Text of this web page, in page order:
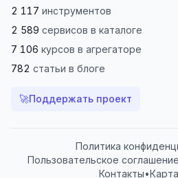
2 117 инструментов
2 589 сервисов в каталоге
7 106 курсов в агрегаторе
782 статьи в блоге
🚀Поддержать проект
Политика
Пользовательское соглашение
Контакты•